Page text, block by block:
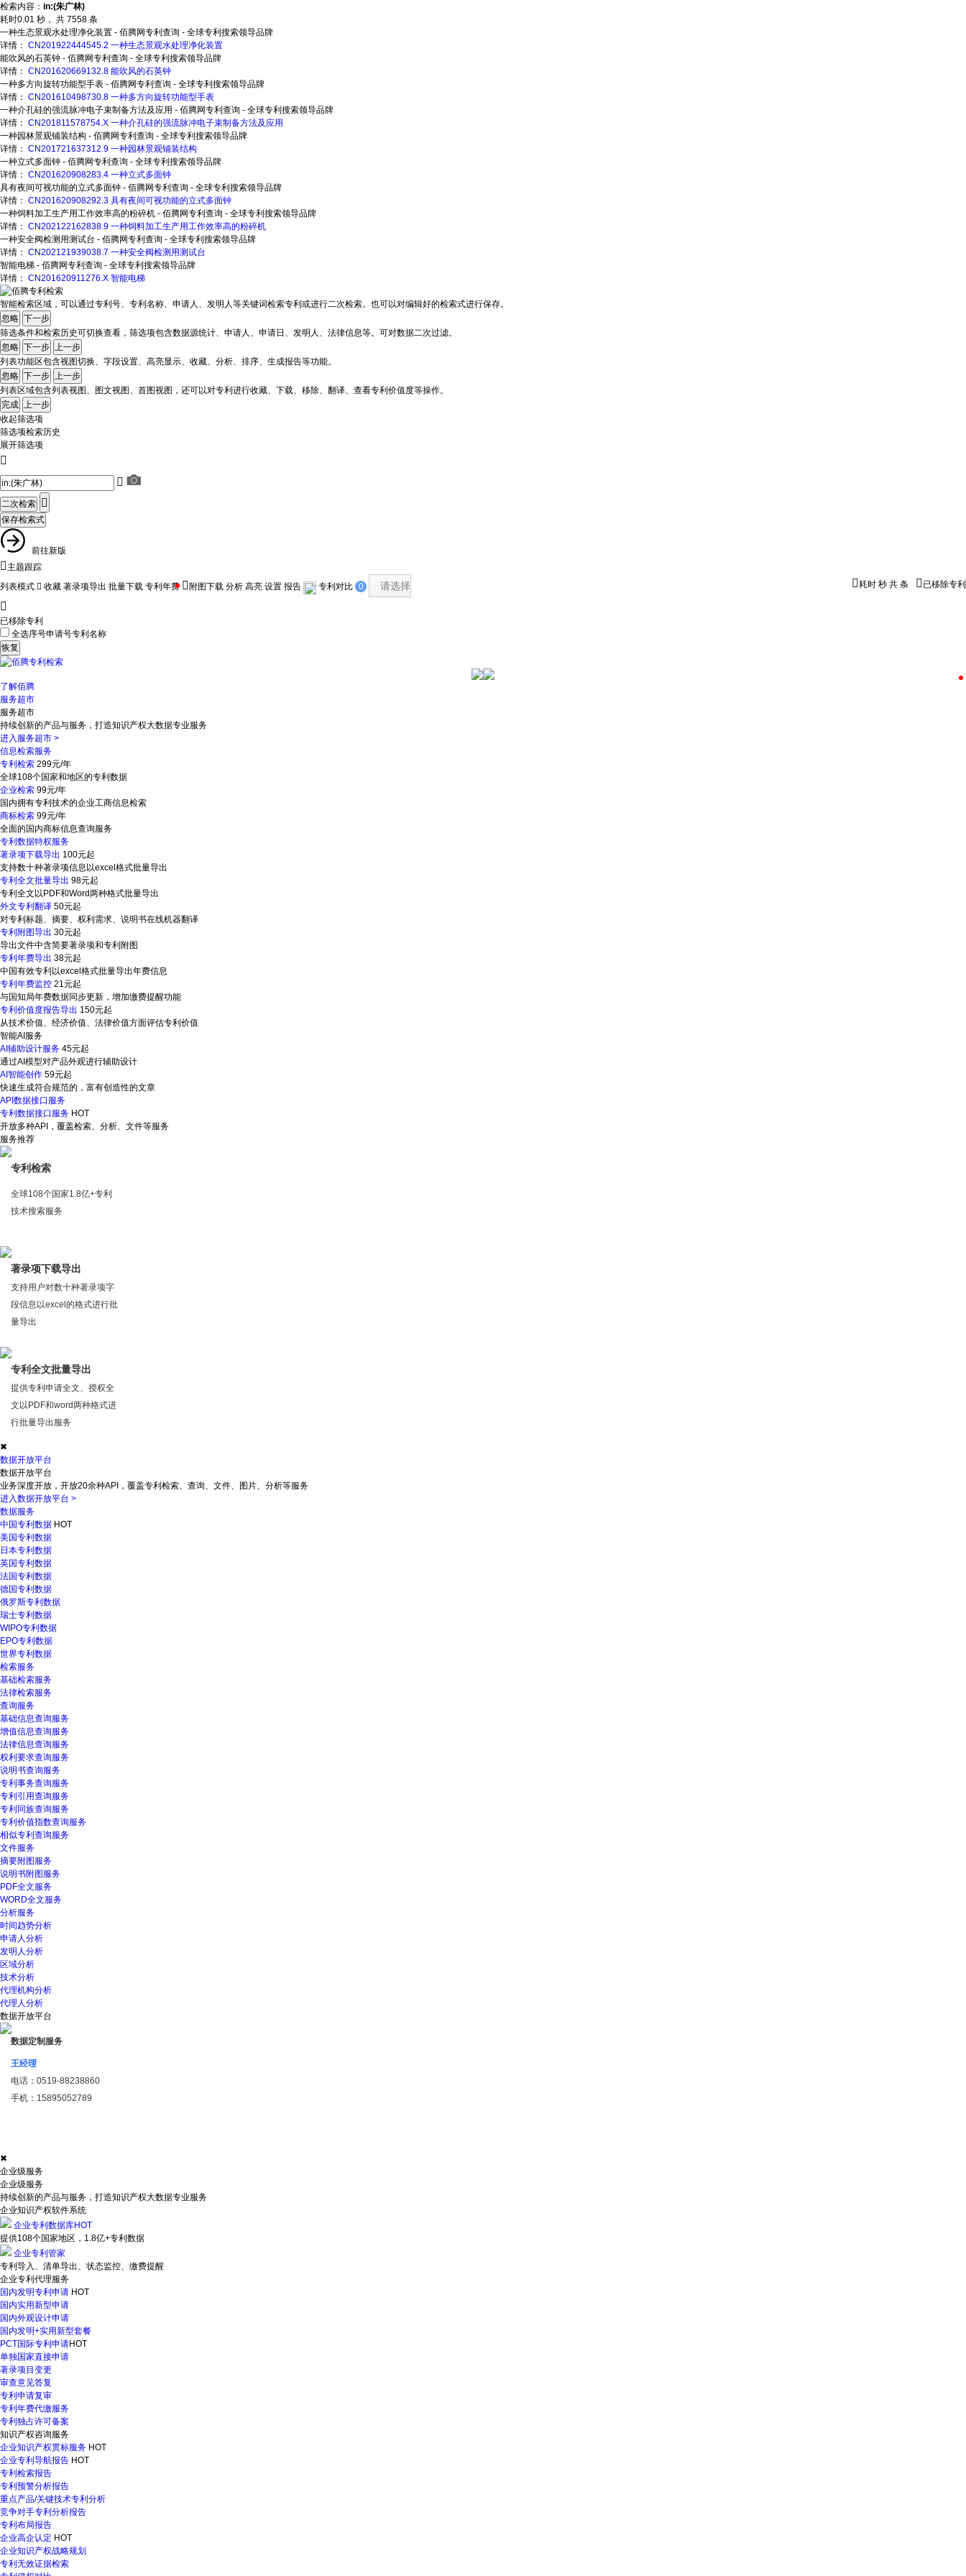
检索内容： in:(朱广林)
耗时0.01 秒， 共 7558 条
一种生态景观水处理净化装置 - 佰腾网专利查询 - 全球专利搜索领导品牌
详情： CN201922444545.2 一种生态景观水处理净化装置
能吹风的石英钟 - 佰腾网专利查询 - 全球专利搜索领导品牌
详情： CN201620669132.8 能吹风的石英钟
一种多方向旋转功能型手表 - 佰腾网专利查询 - 全球专利搜索领导品牌
详情： CN201610498730.8 一种多方向旋转功能型手表
一种介孔硅的强流脉冲电子束制备方法及应用 - 佰腾网专利查询 - 全球专利搜索领导品牌
详情： CN201811578754.X 一种介孔硅的强流脉冲电子束制备方法及应用
一种园林景观铺装结构 - 佰腾网专利查询 - 全球专利搜索领导品牌
详情： CN201721637312.9 一种园林景观铺装结构
一种立式多面钟 - 佰腾网专利查询 - 全球专利搜索领导品牌
详情： CN201620908283.4 一种立式多面钟
具有夜间可视功能的立式多面钟 - 佰腾网专利查询 - 全球专利搜索领导品牌
详情： CN201620908292.3 具有夜间可视功能的立式多面钟
一种饲料加工生产用工作效率高的粉碎机 - 佰腾网专利查询 - 全球专利搜索领导品牌
详情： CN202122162838.9 一种饲料加工生产用工作效率高的粉碎机
一种安全阀检测用测试台 - 佰腾网专利查询 - 全球专利搜索领导品牌
详情： CN202121939038.7 一种安全阀检测用测试台
智能电梯 - 佰腾网专利查询 - 全球专利搜索领导品牌
详情： CN201620911276.X 智能电梯
智能检索区域，可以通过专利号、专利名称、申请人、发明人等关键词检索专利或进行二次检索。也可以对编辑好的检索式进行保存。
忽略 下一步
筛选条件和检索历史可切换查看，筛选项包含数据源统计、申请人、申请日、发明人、法律信息等。可对数据二次过滤。
忽略 下一步 上一步
列表功能区包含视图切换、字段设置、高亮显示、收藏、分析、排序、生成报告等功能。
忽略 下一步 上一步
列表区域包含列表视图、图文视图、首图视图，还可以对专利进行收藏、下载、移除、翻译、查看专利价值度等操作。
完成 上一步
收起筛选项
筛选项检索历史
展开筛选项



前往新版
 主题跟踪
列表模式  收藏 著录项导出 批量下载 专利年费  附图下载 分析 高亮 设置 报告 专利对比 0 请选择 耗时 秒 共 条  已移除专利

已移除专利
全选序号申请号专利名称
了解佰腾
服务超市
服务超市
持续创新的产品与服务，打造知识产权大数据专业服务
进入服务超市 >
信息检索服务
专利检索 299元/年
全球108个国家和地区的专利数据
企业检索 99元/年
国内拥有专利技术的企业工商信息检索
商标检索 99元/年
全面的国内商标信息查询服务
专利数据特权服务
著录项下载导出 100元起
支持数十种著录项信息以excel格式批量导出
专利全文批量导出 98元起
专利全文以PDF和Word两种格式批量导出
外文专利翻译 50元起
对专利标题、摘要、权利需求、说明书在线机器翻译
专利附图导出 30元起
导出文件中含简要著录项和专利附图
专利年费导出 38元起
中国有效专利以excel格式批量导出年费信息
专利年费监控 21元起
与国知局年费数据同步更新，增加缴费提醒功能
专利价值度报告导出 150元起
从技术价值、经济价值、法律价值方面评估专利价值
智能AI服务
AI辅助设计服务 45元起
通过AI模型对产品外观进行辅助设计
AI智能创作 59元起
快速生成符合规范的，富有创造性的文章
API数据接口服务
专利数据接口服务 HOT
开放多种API，覆盖检索、分析、文件等服务
服务推荐
专利检索
全球108个国家1.8亿+专利
技术搜索服务
著录项下载导出
支持用户对数十种著录项字
段信息以excel的格式进行批
量导出
专利全文批量导出
提供专利申请全文、授权全
文以PDF和word两种格式进
行批量导出服务
✖
数据开放平台
数据开放平台
业务深度开放，开放20余种API，覆盖专利检索、查询、文件、图片、分析等服务
进入数据开放平台 >
数据服务
中国专利数据 HOT
美国专利数据
日本专利数据
英国专利数据
法国专利数据
德国专利数据
俄罗斯专利数据
瑞士专利数据
WIPO专利数据
EPO专利数据
世界专利数据
检索服务
基础检索服务
法律检索服务
查询服务
基础信息查询服务
增值信息查询服务
法律信息查询服务
权利要求查询服务
说明书查询服务
专利事务查询服务
专利引用查询服务
专利同族查询服务
专利价值指数查询服务
相似专利查询服务
文件服务
摘要附图服务
说明书附图服务
PDF全文服务
WORD全文服务
分析服务
时间趋势分析
申请人分析
发明人分析
区域分析
技术分析
代理机构分析
代理人分析
数据开放平台
数据定制服务
王经理
电话： 0519-88238860
手机： 15895052789
✖
企业级服务
企业级服务
持续创新的产品与服务，打造知识产权大数据专业服务
企业知识产权软件系统
企业专利数据库HOT
提供108个国家地区，1.8亿+专利数据
企业专利管家
专利导入、清单导出、状态监控、缴费提醒
企业专利代理服务
国内发明专利申请 HOT
国内实用新型申请
国内外观设计申请
国内发明+实用新型套餐
PCT国际专利申请HOT
单独国家直接申请
著录项目变更
审查意见答复
专利申请复审
专利年费代缴服务
专利独占许可备案
知识产权咨询服务
企业知识产权贯标服务 HOT
企业专利导航报告 HOT
专利检索报告
专利预警分析报告
重点产品/关键技术专利分析
竞争对手专利分析报告
专利布局报告
企业高企认定 HOT
企业知识产权战略规划
专利无效证据检索